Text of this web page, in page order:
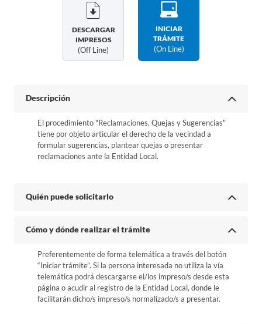
DESCARGAR
IMPRESOS
(off Line)
INICIAR
TRÁMITE
(on Line)
Descripción
El procedimiento "Reclamaciones, Quejas y Sugerencias"
tiene por objeto articular el derecho de la vecindad a
formular sugerencias, plantear quejas o presentar
reclamaciones ante la Entidad Local.
Quién puede solicitarlo
Cómo y dónde realizar el trámite
Preferentemente de forma telemática a través del botón
“Iniciar trámite”. Si la persona interesada no utiliza la vía
telemática podrá descargarse el/los impreso/s desde esta
página o acudir al registro de la Entidad Local, donde le
facilitarán dicho/s impreso/s normalizado/s a presentar.